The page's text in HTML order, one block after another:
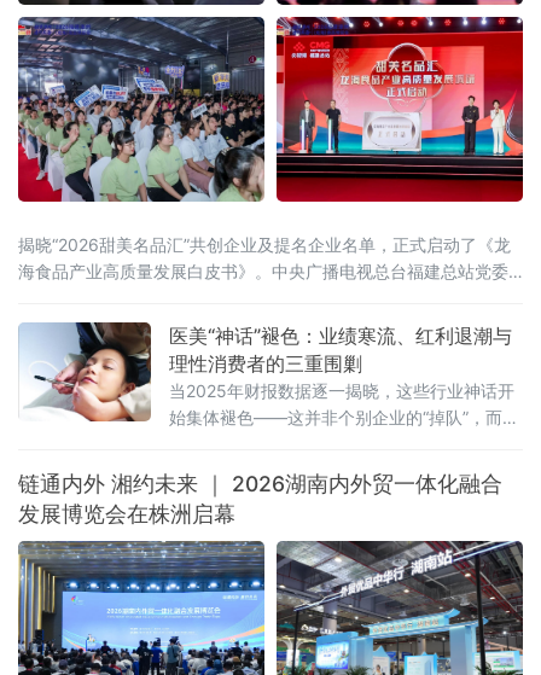
揭晓“2026甜美名品汇”共创企业及提名企业名单，正式启动了《龙
海食品产业高质量发展白皮书》。中央广播电视总台福建总站党委
科学家应铁进，福建省食品工业协会会长刘宜锋，中央电视台财经
评论员刘戈，漳州市龙海区
医美“神话”褪色：业绩寒流、红利退潮与
理性消费者的三重围剿
当2025年财报数据逐一揭晓，这些行业神话开
始集体褪色——这并非个别企业的“掉队”，而是
链通内外 湘约未来 ｜ 2026湖南内外贸一体化融合
发展博览会在株洲启幕